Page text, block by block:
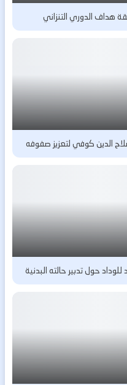
هداف الدوري التنزاني
الدين كوفي لتعزيز صفوفه
حول تدبير حالته البدنية